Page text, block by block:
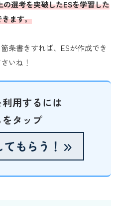
の選考を突破したESを学習した
ます。
条書きすれば、ESが作成でき
いね！
用するには
をタップ
もらう！